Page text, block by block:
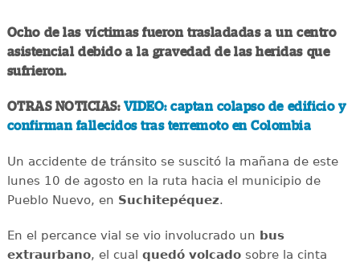
Ocho de las víctimas fueron trasladadas a un centro
asistencial debido a la gravedad de las heridas que
sufrieron.
OTRAS NOTICIAS: VIDEO: captan colapso de edificio y
confirman fallecidos tras terremoto en Colombia
Un accidente de tránsito se suscitó la mañana de este
lunes 10 de agosto en la ruta hacia el municipio de
Pueblo Nuevo, en Suchitepéquez.
En el percance vial se vio involucrado un bus
extraurbano, el cual quedó volcadosobre la cinta